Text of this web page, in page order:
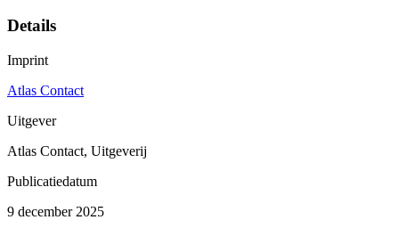
Details
Imprint
Atlas Contact
Uitgever
Atlas Contact, Uitgeverij
Publicatiedatum
9 december 2025